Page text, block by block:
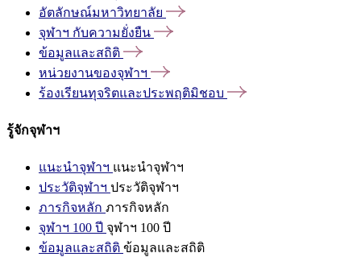
อัตลักษณ์มหาวิทยาลัย
จุฬาฯ กับความยั่งยืน
ข้อมูลและสถิติ
หน่วยงานของจุฬาฯ
ร้องเรียนทุจริตและประพฤติมิชอบ
รู้จักจุฬาฯ
แนะนำจุฬาฯ แนะนำจุฬาฯ
ประวัติจุฬาฯ ประวัติจุฬาฯ
ภารกิจหลัก ภารกิจหลัก
จุฬาฯ 100 ปี จุฬาฯ 100 ปี
ข้อมูลและสถิติ ข้อมูลและสถิติ